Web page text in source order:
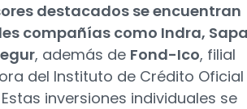
destacados se encuentran
compañías como Indra,
, además de Fond-Ico, filial
del Instituto de Crédito Oficial
Estas inversiones individuales se